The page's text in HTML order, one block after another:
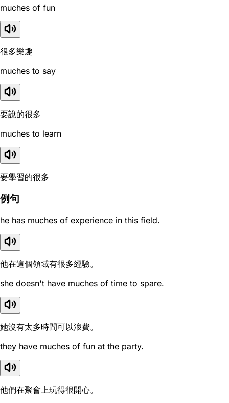
muches of fun
很多樂趣
muches to say
要說的很多
muches to learn
要學習的很多
例句
he has muches of experience in this field.
他在這個領域有很多經驗。
she doesn't have muches of time to spare.
她沒有太多時間可以浪費。
they have muches of fun at the party.
他們在聚會上玩得很開心。